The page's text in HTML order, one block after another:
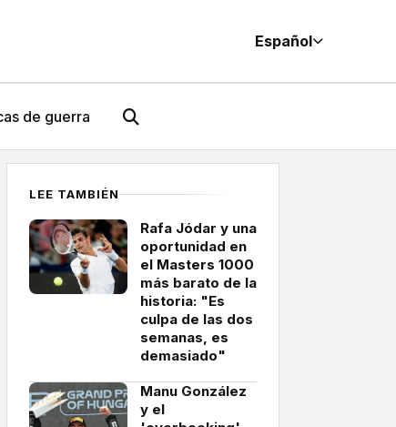
Español
de guerra
LEE TAMBIÉN
Rafa Jódar y una
oportunidad en
el Masters 1000
más barato de la
historia: "Es
culpa de las dos
semanas, es
demasiado"
Manu González
y el